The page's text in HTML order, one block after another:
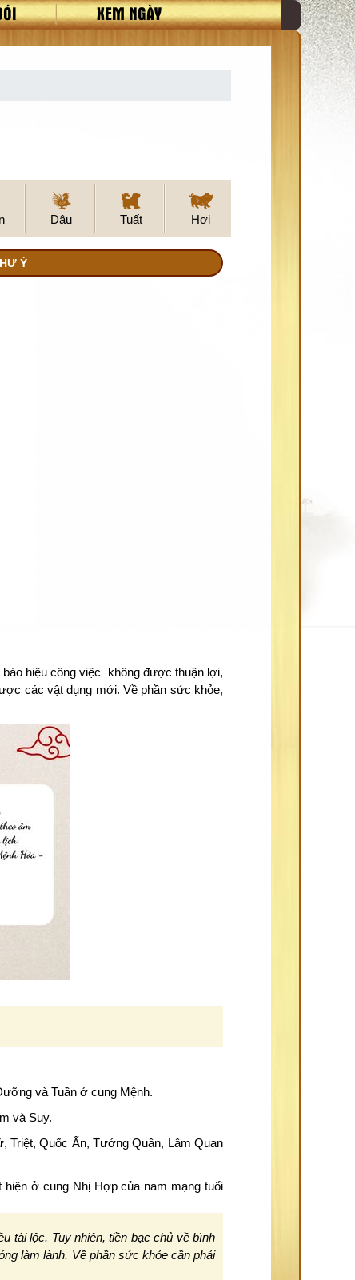
XEM NGÀY
Dậu Tuất Hợi
Ý
báo hiệu công việc không được thuận lợi,
các vật dụng mới. Về phần sức khỏe,
và Tuần ở cung Mệnh.
và Suy.
Triệt, Quốc Ấn, Tướng Quân, Lâm Quan
ở cung Nhị Hợp của nam mạng tuổi
tài lộc. Tuy nhiên, tiền bạc chủ về bình
làm lành. Về phần sức khỏe cần phải